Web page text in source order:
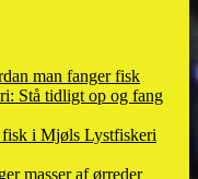
man fanger fisk
Stå tidligt op og fang
fisk i Mjøls Lystfiskeri
masser af ørreder